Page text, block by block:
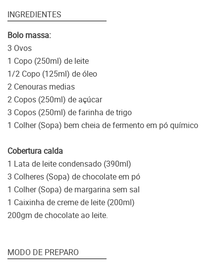
INGREDIENTES
Bolo massa:
3 Ovos
1 Copo (250ml) de leite
1/2 Copo (125ml) de óleo
2 Cenouras medias
2 Copos (250ml) de açúcar
3 Copos (250ml) de farinha de trigo
1 Colher (Sopa) bem cheia de fermento em pó químico
Cobertura calda
1 Lata de leite condensado (390ml)
3 Colheres (Sopa) de chocolate em pó
1 Colher (Sopa) de margarina sem sal
1 Caixinha de creme de leite (200ml)
200gm de chocolate ao leite.
MODO DE PREPARO